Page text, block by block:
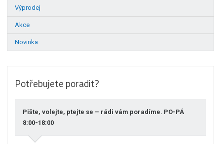
Výprodej
Akce
Novinka
Potřebujete poradit?
Pište, volejte, ptejte se – rádi vám poradíme. PO-PÁ
8:00-18:00